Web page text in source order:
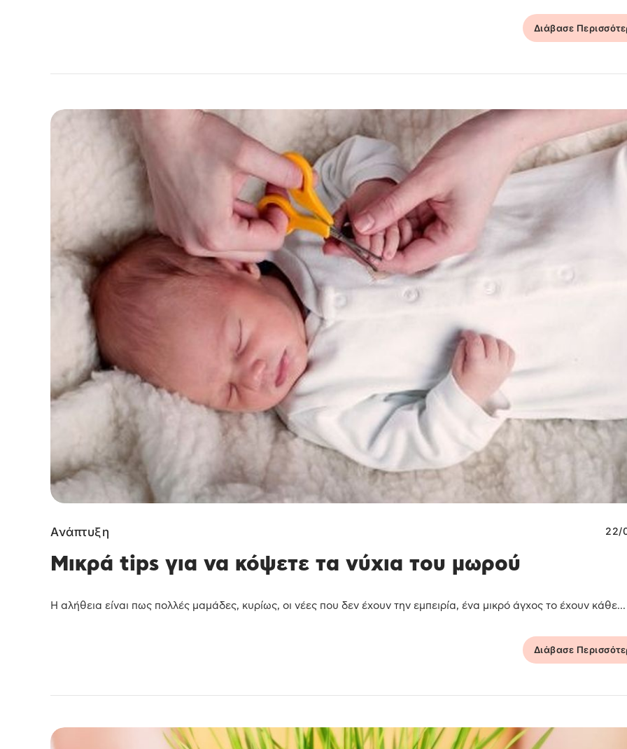
Διάβασε
Ανάπτυξη 22/
Μικρά tips για να κόψετε τα νύχια του μωρού
Η αλήθεια είναι πως πολλές μαμάδες, κυρίως, οι νέες που δεν έχουν την εμπειρία, ένα μικρό άγχος το έχουν κάθε...
Διάβασε